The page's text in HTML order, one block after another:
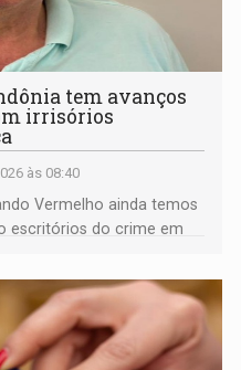
tem avanços
irrisórios
às 08:40
Vermelho ainda temos
escritórios do crime em